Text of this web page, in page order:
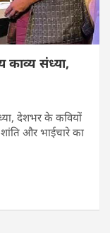
काव्य संध्या,
देशभर के कवियों
शांति और भाईचारे का